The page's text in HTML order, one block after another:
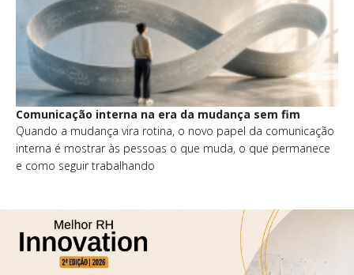
Comunicação interna na era da mudança sem fim
Quando a mudança vira rotina, o novo papel da comunicação
interna é mostrar às pessoas o que muda, o que permanece
e como seguir trabalhando